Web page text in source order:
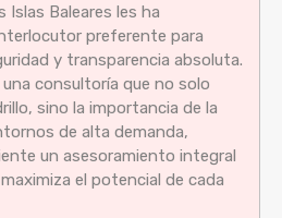
Islas Baleares les ha
preferente para
y transparencia absoluta.
consultoría que no solo
sino la importancia de la
de alta demanda,
un asesoramiento integral
el potencial de cada